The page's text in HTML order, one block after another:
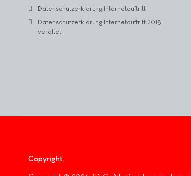
Datenschutzerklärung Internetauftritt
Datenschutzerklärung Internetauftritt 2018
veraltet
Copyright